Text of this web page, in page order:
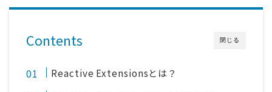
閉じる
Contents
Reactive Extensionsとは？